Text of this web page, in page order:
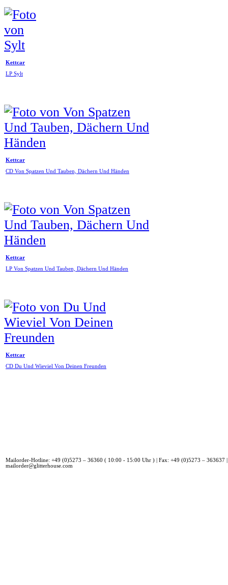
Kettcar
LP Sylt
Kettcar
CD Von Spatzen Und Tauben, Dächern Und Händen
Kettcar
LP Von Spatzen Und Tauben, Dächern Und Händen
Kettcar
CD Du Und Wieviel Von Deinen Freunden
Mailorder-Hotline: +49 (0)5273 – 36360 ( 10:00 - 15:00 Uhr ) | Fax: +49 (0)5273 – 363637
mailorder@glitterhouse.com